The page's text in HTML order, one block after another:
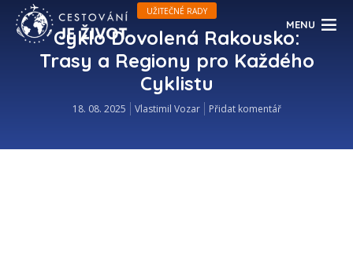
MENU
UŽITEČNÉ RADY
Cyklo Dovolená Rakousko:
Trasy a Regiony pro Každého
Cyklistu
18. 08. 2025 Vlastimil Vozar Přidat komentář